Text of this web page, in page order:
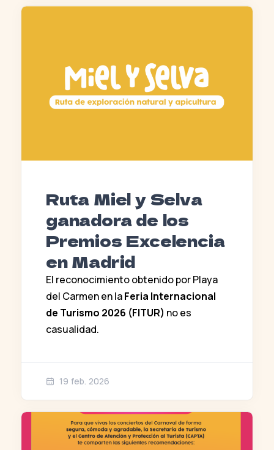
Ruta Miel y Selva
ganadora de los
Premios Excelencia
en Madrid
El reconocimiento obtenido por Playa
del Carmen en laFeria Internacional
de Turismo 2026 (FITUR) no es
casualidad.
19 feb. 2026